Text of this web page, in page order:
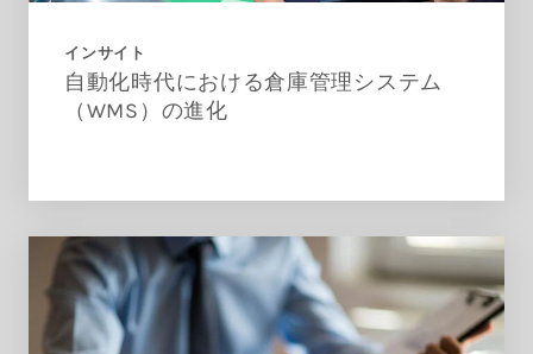
インサイト
自動化時代における倉庫管理システム
（WMS）の進化